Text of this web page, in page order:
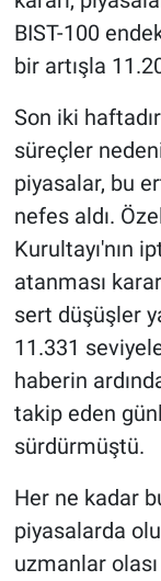
BIST-100
bir artışla
Son iki
süreçler
piyasalar, bu
nefes aldı.
Kurultayı'nın
atanması
sert düşüşler
11.331
haberin
takip eden
sürdürmüştü.
Her ne kadar
piyasalarda
uzmanlar